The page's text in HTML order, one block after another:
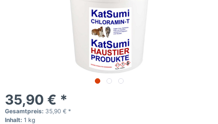
35,90 € *
Gesamtpreis: 35,90 € *
Inhalt: 1 kg